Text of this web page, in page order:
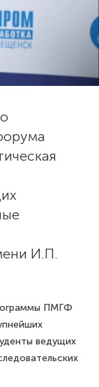
И.П.
ПМГФ
ведущих